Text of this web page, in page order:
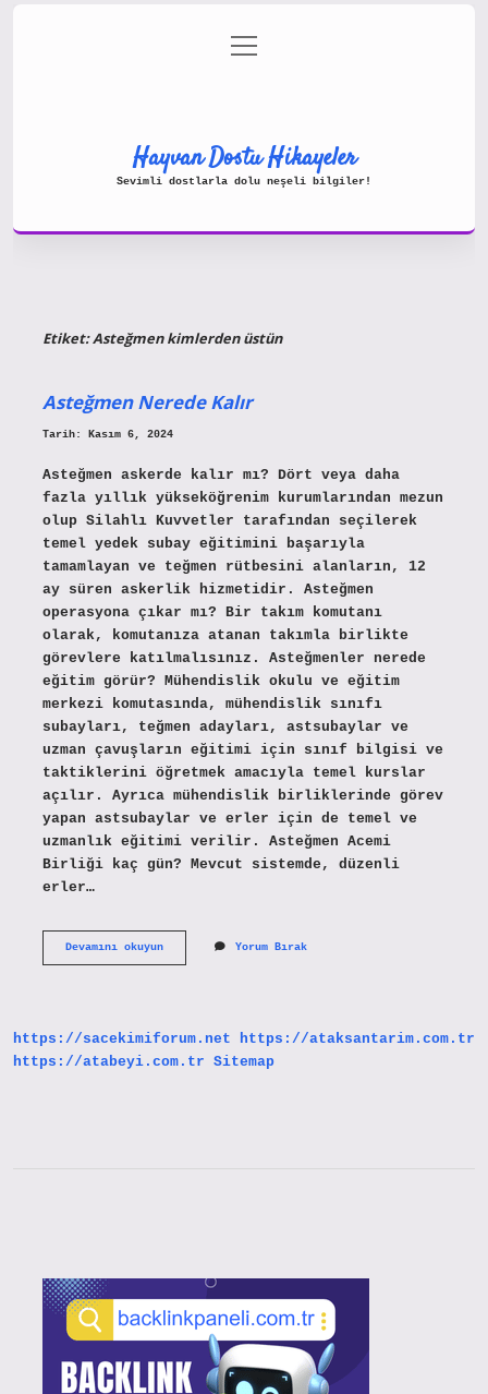
Gizlilik Politikası
menüyü
aç
Hayvan Dostu Hikayeler
Sevimli dostlarla dolu neşeli bilgiler!
Etiket:Asteğmen kimlerden üstün
Asteğmen Nerede Kalır
Tarih: Kasım 6, 2024
Asteğmen askerde kalır mı? Dört veya daha
fazla yıllık yükseköğrenim kurumlarından mezun
olup Silahlı Kuvvetler tarafından seçilerek
temel yedek subay eğitimini başarıyla
tamamlayan ve teğmen rütbesini alanların, 12
ay süren askerlik hizmetidir. Asteğmen
operasyona çıkar mı? Bir takım komutanı
olarak, komutanıza atanan takımla birlikte
görevlere katılmalısınız. Asteğmenler nerede
eğitim görür? Mühendislik okulu ve eğitim
merkezi komutasında, mühendislik sınıfı
subayları, teğmen adayları, astsubaylar ve
uzman çavuşların eğitimi için sınıf bilgisi ve
taktiklerini öğretmek amacıyla temel kurslar
açılır. Ayrıca mühendislik birliklerinde görev
yapan astsubaylar ve erler için de temel ve
uzmanlık eğitimi verilir. Asteğmen Acemi
Birliği kaç gün? Mevcut sistemde, düzenli
erler…
Devamını okuyunAsteğmen
Yorum Bırak
https://sacekimiforum.net
https://ataksantarim.com.tr
https://atabeyi.com.tr Sitemap